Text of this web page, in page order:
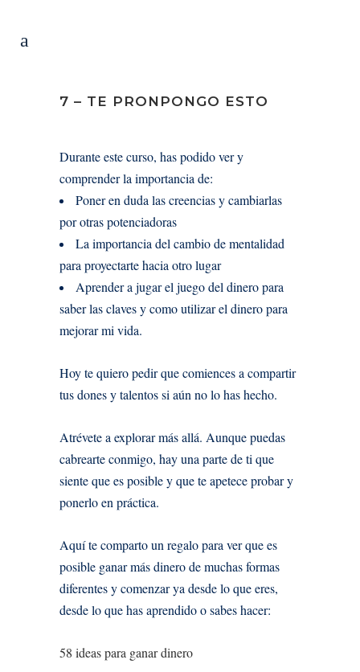
7 – TE PRONPONGO ESTO
Durante este curso, has podido ver y
comprender la importancia de:
Poner en duda las creencias y cambiarlas
por otras potenciadoras
La importancia del cambio de mentalidad
para proyectarte hacia otro lugar
Aprender a jugar el juego del dinero para
saber las claves y como utilizar el dinero para
mejorar mi vida.
Hoy te quiero pedir que comiences a compartir
tus dones y talentos si aún no lo has hecho.
Atrévete a explorar más allá. Aunque puedas
cabrearte conmigo, hay una parte de ti que
siente que es posible y que te apetece probar y
ponerlo en práctica.
Aquí te comparto un regalo para ver que es
posible ganar más dinero de muchas formas
diferentes y comenzar ya desde lo que eres,
desde lo que has aprendido o sabes hacer:
58 ideas para ganar dinero